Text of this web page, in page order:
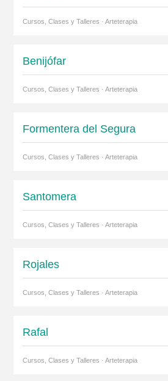
Cursos, Clases y Talleres · Arteterapia
Benijófar
Cursos, Clases y Talleres · Arteterapia
Formentera del Segura
Cursos, Clases y Talleres · Arteterapia
Santomera
Cursos, Clases y Talleres · Arteterapia
Rojales
Cursos, Clases y Talleres · Arteterapia
Rafal
Cursos, Clases y Talleres · Arteterapia